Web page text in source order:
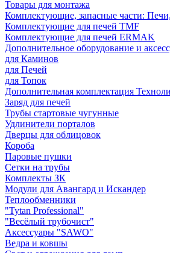
Товары для монтажа
Комплектующие, запасные части:
Комплектующие для печей TMF
Комплектующие для печей ERMAK
Дополнительное оборудование и
для Каминов
для Печей
для Топок
Дополнительная комплектация
Заряд для печей
Трубы стартовые чугунные
Удлинители порталов
Дверцы для облицовок
Короба
Паровые пушки
Сетки на трубы
Комплекты ЗК
Модули для Авангард и Искандер
Теплообменники
"Tytan Professional"
"Весёлый трубочист"
Аксессуары "SAWO"
Ведра и ковшы